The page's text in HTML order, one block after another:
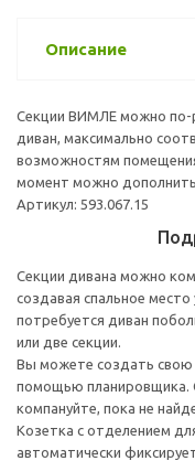
Описание
Секции ВИМЛЕ можно по-
диван, максимально
возможностям
момент можно дополнить
Артикул: 593.067.15
Секции дивана можно
создавая спальное
потребуется диван
или две секции.
Вы можете создать свою
помощью планировщика.
компануйте, пока не
Козетка с отделением
автоматически